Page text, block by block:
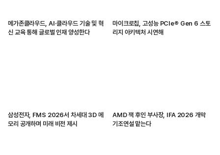
메가존클라우드, AI·클라우드 기술 및 혁
신 교육 통해 글로벌 인재 양성한다
마이크로칩, 고성능 PCIe® Gen 6 스토
리지 아키텍처 시연해
삼성전자, FMS 2026서 차세대 3D 메
모리 공개하며 미래 비전 제시
AMD 잭 후인 부사장, IFA 2026 개막
기조연설 맡는다